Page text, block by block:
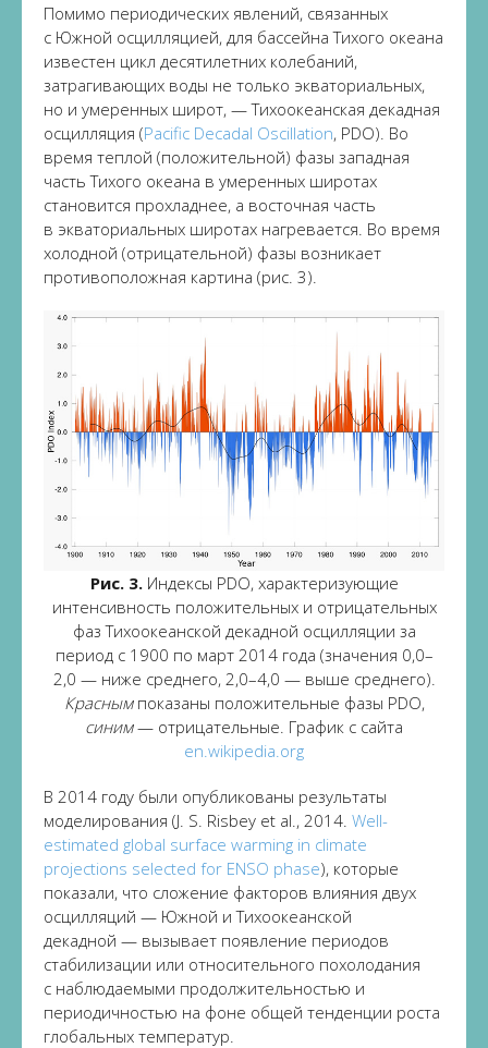
Помимо периодических явлений, связанных
с Южной осцилляцией, для бассейна Тихого океана
известен цикл десятилетних колебаний,
затрагивающих воды не только экваториальных,
но и умеренных широт, — Тихоокеанская декадная
осцилляция (Pacific Decadal Oscillation, PDO). Во
время теплой (положительной) фазы западная
часть Тихого океана в умеренных широтах
становится прохладнее, а восточная часть
в экваториальных широтах нагревается. Во время
холодной (отрицательной) фазы возникает
противоположная картина (рис. 3).
Рис. 3.Индексы PDO, характеризующие
интенсивность положительных и отрицательных
фаз Тихоокеанской декадной осцилляции за
период с 1900 по март 2014 года (значения 0,0–
2,0 — ниже среднего, 2,0–4,0 — выше среднего).
Краснымпоказаны положительные фазы PDO,
синим— отрицательные. График с сайта
en.wikipedia.org
В 2014 году были опубликованы результаты
моделирования (J. S. Risbey et al., 2014. Well-
estimated global surface warming in climate
projections selected for ENSO phase), которые
показали, что сложение факторов влияния двух
осцилляций — Южной и Тихоокеанской
декадной — вызывает появление периодов
стабилизации или относительного похолодания
с наблюдаемыми продолжительностью и
периодичностью на фоне общей тенденции роста
глобальных температур.